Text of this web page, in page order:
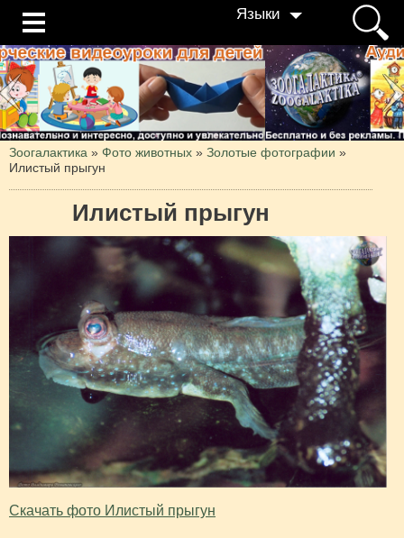
Языки
Зоогалактика » Фото животных » Золотые фотографии »
Илистый прыгун
Илистый прыгун
Скачать фото Илистый прыгун